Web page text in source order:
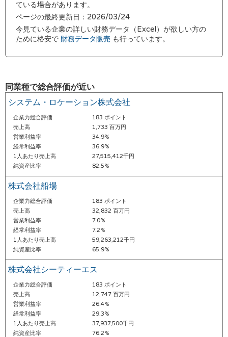
ている場合があります。
ページの最終更新日：2026/03/24
今見ている企業の詳しい財務データ（Excel）が欲しい方の
ために格安で 財務データ販売 も行っています。
同業種で総合評価が近い
システム・ロケーション株式会社
企業力総合評価
183 ポイント
売上高
1,733 百万円
営業利益率
34.9%
経常利益率
36.9%
1人あたり売上高
27,515,412千円
純資産比率
82.5%
株式会社船場
企業力総合評価
183 ポイント
売上高
32,832 百万円
営業利益率
7.0%
経常利益率
7.2%
1人あたり売上高
59,263,212千円
純資産比率
65.9%
株式会社シーティーエス
企業力総合評価
183 ポイント
売上高
12,747 百万円
営業利益率
26.4%
経常利益率
29.3%
1人あたり売上高
37,937,500千円
純資産比率
76.2%